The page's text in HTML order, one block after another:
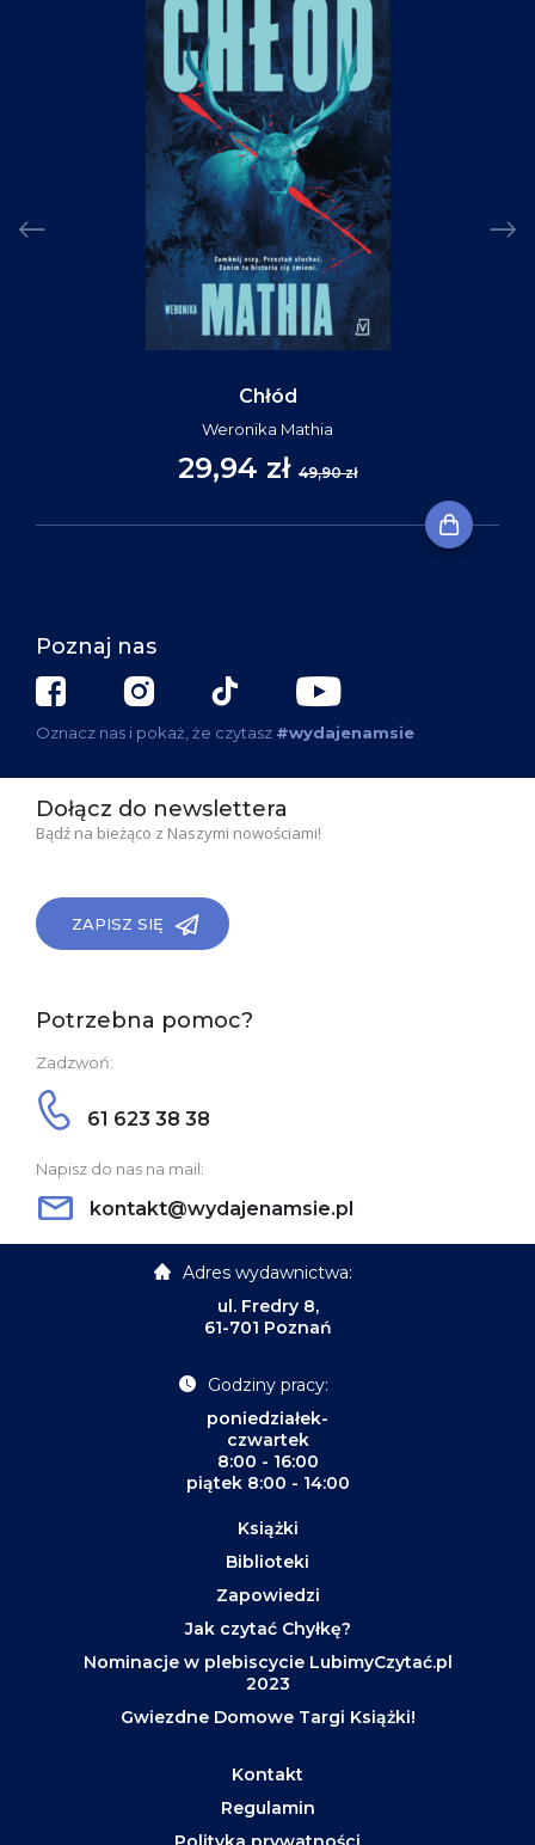
Chłód
Weronika Mathia
29,94 zł 49,90 zł
Poznaj nas
Oznacz nas i pokaż, że czytasz #wydajenamsie
Dołącz do newslettera
Bądź na bieżąco z Naszymi nowościami!
ZAPISZ SIĘ
Potrzebna pomoc?
Zadzwoń:
61 623 38 38
Napisz do nas na mail:
kontakt@wydajenamsie.pl
Adres wydawnictwa:
ul. Fredry 8,
61-701 Poznań
Godziny pracy:
poniedziałek-
czwartek
8:00 - 16:00
piątek 8:00 - 14:00
Książki
Biblioteki
Zapowiedzi
Jak czytać Chyłkę?
Nominacje w plebiscycie LubimyCzytać.pl
2023
Gwiezdne Domowe Targi Książki!
Kontakt
Regulamin